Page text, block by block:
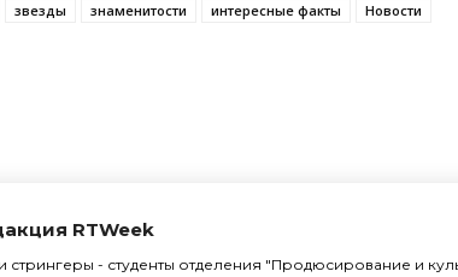
звезды знаменитости интересные факты Новости
RTWeek
стрингеры - студенты отделения "Продюсирование и